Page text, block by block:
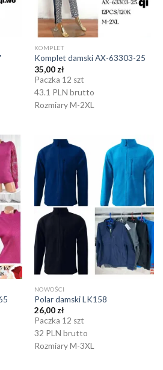
KOMPLET
Komplet damski AX-63303-25
35,00 zł
Paczka 12 szt
43.1 PLN brutto
Rozmiary M-2XL
NOWOŚCI
Polar damski LK158
26,00zł
Paczka 12 szt
32 PLN brutto
Rozmiary M-3XL